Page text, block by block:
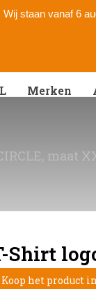
staan vanaf 6
Merken
maat
Shirt
Koop het product